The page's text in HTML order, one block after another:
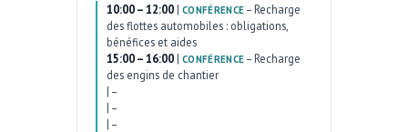
10:00 – 12:00 | CONFÉRENCE – Recharge
des flottes automobiles : obligations,
bénéfices et aides
15:00 – 16:00 | CONFÉRENCE – Recharge
des engins de chantier
| –
| –
| –